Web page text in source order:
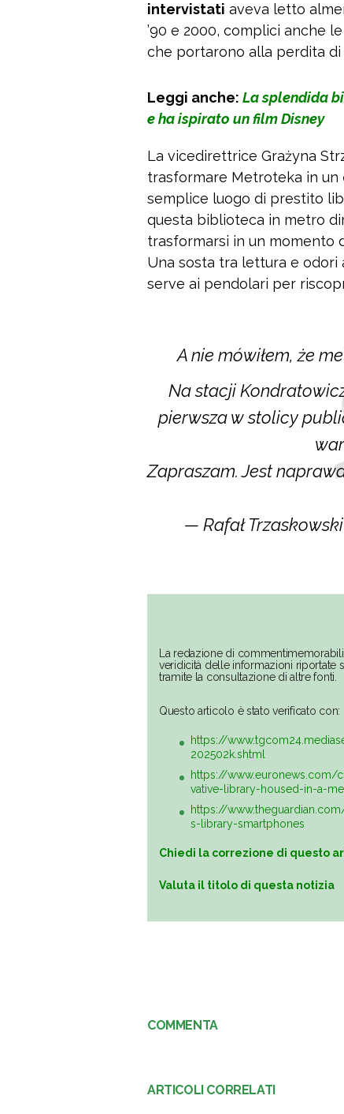
intervistati aveva letto
’90 e 2000, complici anche
che portarono alla perdita
Leggi anche: La splendida
e ha ispirato un film Disney
La vicedirettrice Grażyna
trasformare Metroteka in un
semplice luogo di prestito
questa biblioteca in metro
trasformarsi in un momento
Una sosta tra lettura e
serve ai pendolari per
A nie mówiłem, że
Na stacji
pierwsza w stolicy
Zapraszam. Jest
— Rafał
La redazione di
veridicità delle informazioni riportate
tramite la consultazione di altre fonti.
Questo articolo è stato verificato con:
https://
202502k.shtml
https://www.euronews.com/
vative-library-housed-in-a-
https://
s-library-smartphones
Chiedi la correzione di questo
Valuta il titolo di questa notizia
COMMENTA
ARTICOLI CORRELATI